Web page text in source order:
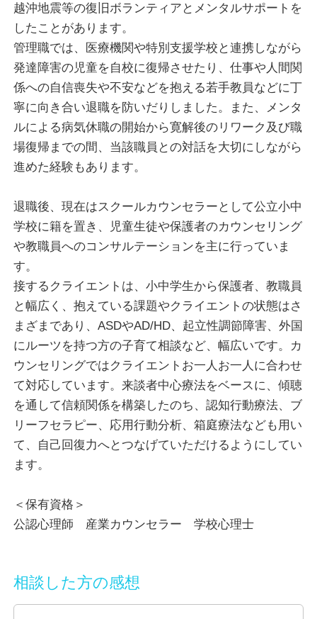
私がカウンセリングで大切にしていることは、「まる
ごと受け止める傾聴力」です。話されることを純粋に
聴き、受容し、そして共感することで、自己回復に向
かっていただくお手伝いをいたします。
その過程では、悩みや不安、つらさなどを見つめ直
し、自分自身とのかかわりに気づき、新たな展望（目
標）と達成行動につなげてもらえるような助言・支
持・フィードバックを大切にしていきます。
そして、例えば、認知の再構築（リフレーミング）を
捉え直す心地よさを感じていただくことや、応用行動
分析学を使って望ましい行動を増やし望ましくない行
動を弱めるために具体的に対処すること、さらにレジ
リエンス（精神的しなやかさ）の視点からストレスを
受けてもメンタルヘルスを保つことができる要因も重
視しています。
「どんな時も、あなたの一番そばに・・・」
そんなかけがえのない存在の一人になれればと願って
います。
どうかお気軽にご相談ください。お待ちしておりま
す。
※ビデオカウンセリングにおいて、顔を出しに抵抗が
ん。
※メッセージカウンセリングについて
だいております。上限に達した場合、受付を一時的に
停止とさせていただく場合がございますので、ご了承
ください。お急ぎの場合は、ビデオ・電話カウンセリ
越沖地震等の復旧ボランティアとメンタルサポートを
したことがあります。
管理職では、医療機関や特別支援学校と連携しながら
発達障害の児童を自校に復帰させたり、仕事や人間関
係への自信喪失や不安などを抱える若手教員などに丁
寧に向き合い退職を防いだりしました。また、メンタ
ルによる病気休職の開始から寛解後のリワーク及び職
場復帰までの間、当該職員との対話を大切にしながら
進めた経験もあります。
退職後、現在はスクールカウンセラーとして公立小中
学校に籍を置き、児童生徒や保護者のカウンセリング
や教職員へのコンサルテーションを主に行っていま
す。
接するクライエントは、小中学生から保護者、教職員
と幅広く、抱えている課題やクライエントの状態はさ
まざまであり、ASDやAD/HD、起立性調節障害、外国
にルーツを持つ方の子育て相談など、幅広いです。カ
ウンセリングではクライエントお一人お一人に合わせ
て対応しています。来談者中心療法をベースに、傾聴
を通して信頼関係を構築したのち、認知行動療法、ブ
リーフセラピー、応用行動分析、箱庭療法なども用い
て、自己回復力へとつなげていただけるようにしてい
ます。
＜保有資格＞
公認心理師 産業カウンセラー 学校心理士
相談した方の感想